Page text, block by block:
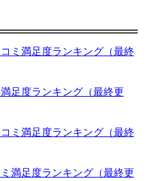
ミ満足度ランキング（最終
足度ランキング（最終更
ミ満足度ランキング（最終
満足度ランキング（最終更